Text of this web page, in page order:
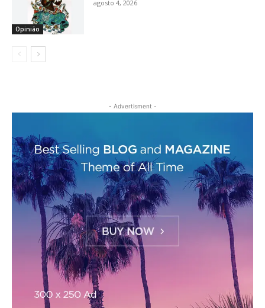
Opinião
agosto 4, 2026
- Advertisment -